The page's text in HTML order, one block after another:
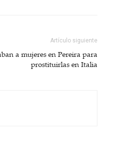
Artículo siguiente
a mujeres en Pereira para
prostituirlas en Italia